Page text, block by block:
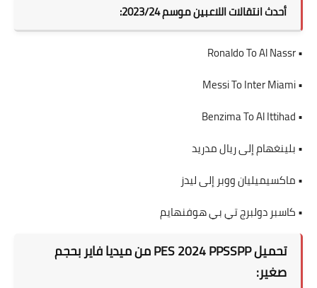
أحدث انتقالات اللاعبين موسم 2023/24:
• Ronaldo To Al Nassr
• Messi To Inter Miami
• Benzima To Al Ittihad
• بلينغهام إلى ريال مدريد
• ماكسيميليان ووبر إلى ليدز
• كاسبر دولبرج تي بي هوفنهايم
تحميل PES 2024 PPSSPP من ميديا فاير بحجم
صغير: